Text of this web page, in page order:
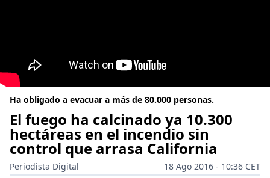
Ha obligado a evacuar a más de 80.000 personas.
El fuego ha calcinado ya 10.300
hectáreas en el incendio sin
control que arrasa California
Periodista Digital
18 Ago 2016 - 10:36 CET